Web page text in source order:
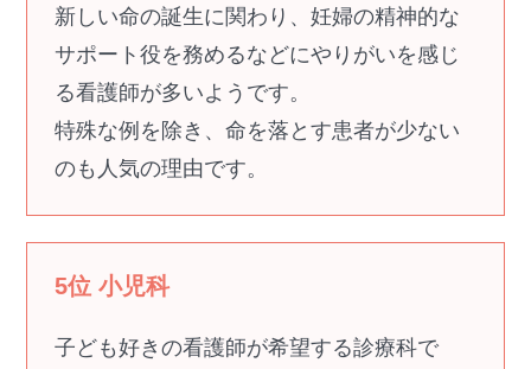
新しい命の誕生に関わり、妊婦の精神的な
サポート役を務めるなどにやりがいを感じ
る看護師が多いようです。
特殊な例を除き、命を落とす患者が少ない
のも人気の理由です。
5位 小児科
子ども好きの看護師が希望する診療科で